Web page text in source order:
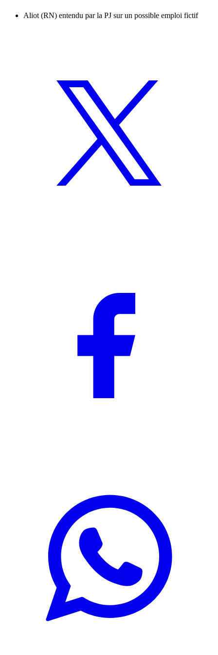
Aliot (RN) entendu par la PJ sur un possible emploi fictif